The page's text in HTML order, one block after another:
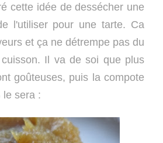
cette idée de dessécher une
l'utiliser pour une tarte. Ca
et ça ne détrempe pas du
Il va de soi que plus
goûteuses, puis la compote
le sera :